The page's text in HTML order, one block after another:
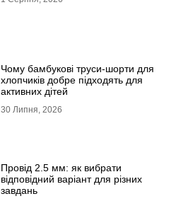
Чому бамбукові труси-шорти для
хлопчиків добре підходять для
активних дітей
30 Липня, 2026
Провід 2.5 мм: як вибрати
відповідний варіант для різних
завдань